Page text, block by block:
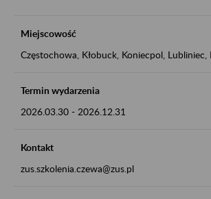
Miejscowość
Częstochowa, Kłobuck, Koniecpol,
Termin wydarzenia
2026.03.30 - 2026.12.31
Kontakt
zus.szkolenia.czewa@zus.pl